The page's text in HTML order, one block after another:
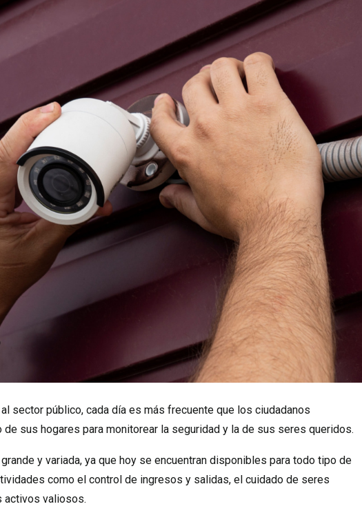
sector público, cada día es más frecuente que los ciudadanos
sus hogares para monitorear la seguridad y la de sus seres queridos.
y variada, ya que hoy se encuentran disponibles para todo tipo de
como el control de ingresos y salidas, el cuidado de seres
activos valiosos.